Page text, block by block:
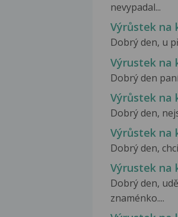
nevypadal...
Výrůstek na
Dobrý den, u
Výrustek na
Dobrý den
Výrůstek na
Dobrý den,
Výrůstek na
Dobrý den,
Výrustek na
Dobrý den,
znaménko....